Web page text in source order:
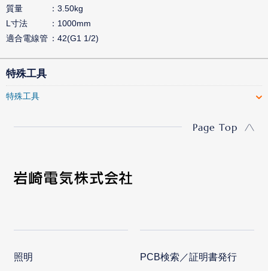
質量
3.50kg
L寸法
1000mm
適合電線管
42(G1 1/2)
特殊工具
特殊工具
Page Top
照明
PCB検索／証明書発行